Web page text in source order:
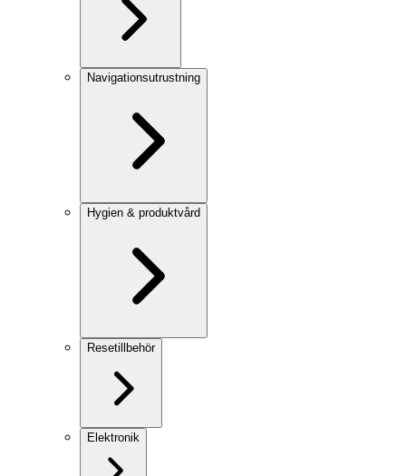
Navigationsutrustning
Hygien & produktvård
Resetillbehör
Elektronik